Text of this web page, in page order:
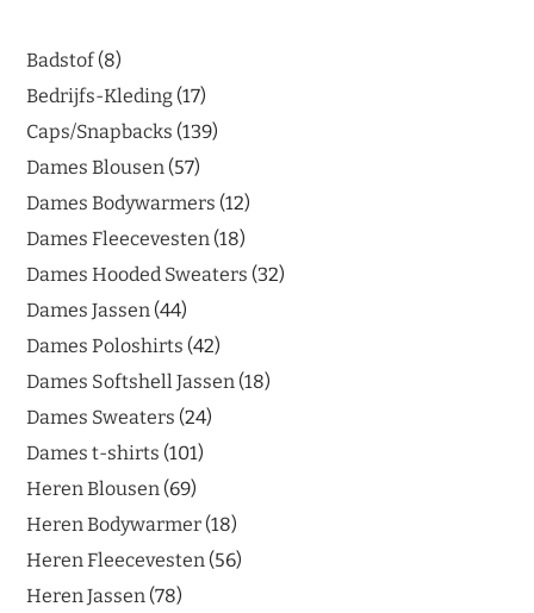
Badstof 8
Bedrijfs-Kleding 17
Caps/Snapbacks 139
Dames Blousen 57
Dames Bodywarmers 12
Dames Fleecevesten 18
Dames Hooded Sweaters 32
Dames Jassen 44
Dames Poloshirts 42
Dames Softshell Jassen 18
Dames Sweaters 24
Dames t-shirts 101
Heren Blousen 69
Heren Bodywarmer 18
Heren Fleecevesten 56
Heren Jassen 78